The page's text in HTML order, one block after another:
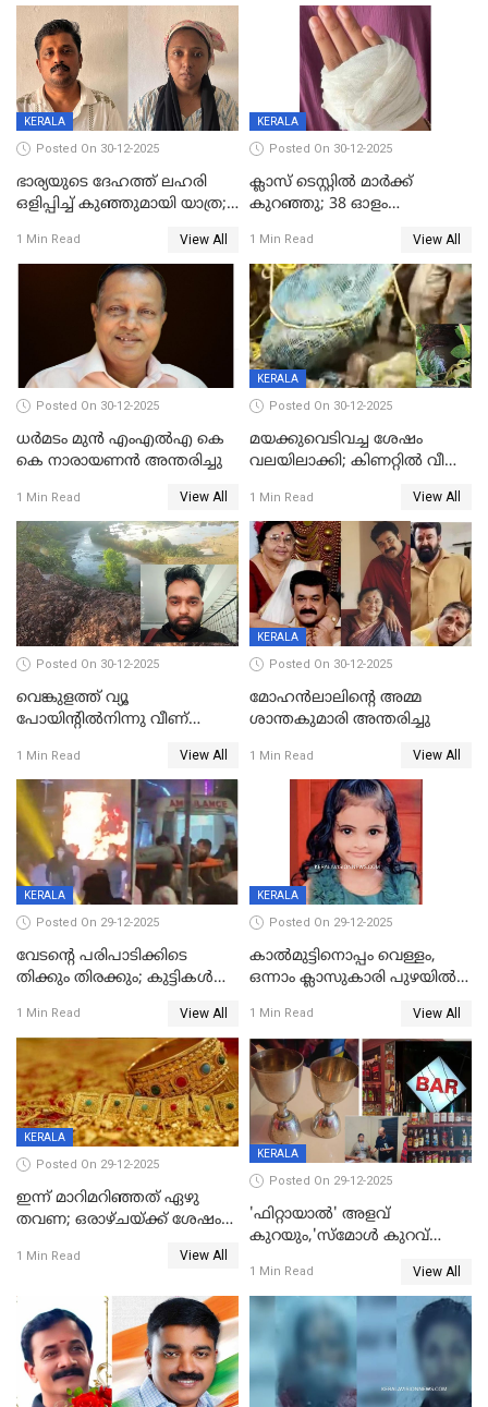
മരിച്ചു
KERALA
Posted On 30-12-2025
ഭാര്യയുടെ ദേഹത്ത് ലഹരി
ഒളിപ്പിച്ച് കുഞ്ഞുമായി യാത്ര;
പിടികൂടി പൊലീസ്
1 Min Read View All
KERALA
Posted On 30-12-2025
ക്ലാസ് ടെസ്റ്റിൽ മാർക്ക്
കുറഞ്ഞു; 38 ഓളം
സെന്ററിലെ അധ്യാപകന്‍
മർദിച്ചതായി പരാതി
1 Min Read View All
Posted On 30-12-2025
ധർമടം മുൻ എംഎല്‍എ കെ
കെ നാരായണന്‍ അന്തരിച്ചു
1 Min Read View All
KERALA
Posted On 30-12-2025
മയക്കുവെടിവച്ച ശേഷം
വലയിലാക്കി; കിണറ്റിൽ വീണ
1 Min Read View All
Posted On 30-12-2025
വെങ്കുളത്ത് വ്യൂ
പോയിന്റിൽനിന്നു വീണ്
1 Min Read View All
KERALA
Posted On 30-12-2025
മോഹന്‍ലാലിന്‍റെ അമ്മ
ശാന്തകുമാരി അന്തരിച്ചു
1 Min Read View All
KERALA
Posted On 29-12-2025
വേടന്റെ പരിപാടിക്കിടെ
തിക്കും തിരക്കും; കുട്ടികള്‍
പരിക്ക്; പാളം മറികടന്ന
യുവാവ് ട്രെയിന്‍ തട്ടി മരിച്ചു
1 Min Read View All
KERALA
Posted On 29-12-2025
കാൽമുട്ടിനൊപ്പം വെള്ളം,
ഒന്നാം ക്ലാസുകാരി പുഴയിൽ
കുട്ടികൾക്കൊപ്പം
കളിക്കുന്നതിനിടെ
1 Min Read View All
KERALA
Posted On 29-12-2025
ഇന്ന് മാറിമറിഞ്ഞത് ഏഴു
തവണ; ഒരാഴ്ചയ്ക്ക് ശേഷം
1 Min Read View All
KERALA
Posted On 29-12-2025
'ഫിറ്റായാൽ' അളവ്
കുറയും,'സ്‌മോൾ കുറവ്
പിഴ
1 Min Read View All